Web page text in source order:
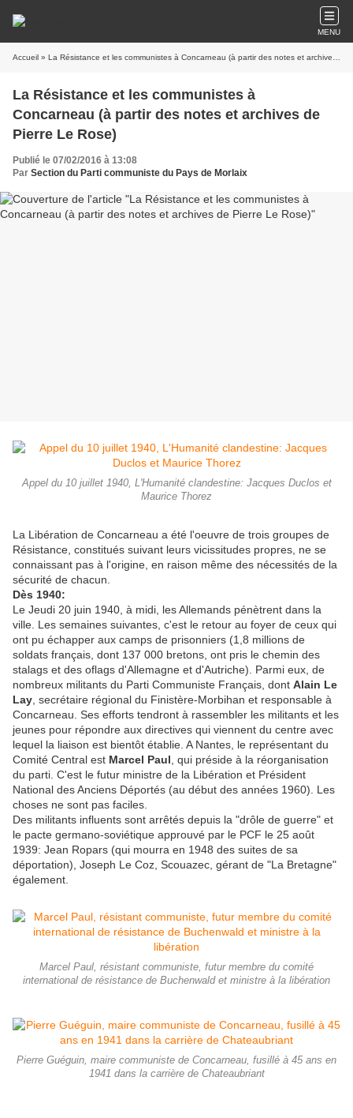
MENU
Accueil » La Résistance et les communistes à Concarneau (à partir des notes et archives de Pierre Le Rose)
La Résistance et les communistes à
Concarneau (à partir des notes et archives de
Pierre Le Rose)
Publié le 07/02/2016 à 13:08
Par Section du Parti communiste du Pays de Morlaix
Appel du 10 juillet 1940, L'Humanité clandestine: Jacques Duclos et
Maurice Thorez
La Libération de Concarneau a été l'oeuvre de trois groupes de
Résistance, constitués suivant leurs vicissitudes propres, ne se
connaissant pas à l'origine, en raison même des nécessités de la
sécurité de chacun.
Dès 1940:
Le Jeudi 20 juin 1940, à midi, les Allemands pénètrent dans la
ville. Les semaines suivantes, c'est le retour au foyer de ceux qui
ont pu échapper aux camps de prisonniers (1,8 millions de
soldats français, dont 137 000 bretons, ont pris le chemin des
stalags et des oflags d'Allemagne et d'Autriche). Parmi eux, de
nombreux militants du Parti Communiste Français, dont Alain Le
Lay , secrétaire régional du Finistère-Morbihan et responsable à
Concarneau. Ses efforts tendront à rassembler les militants et les
jeunes pour répondre aux directives qui viennent du centre avec
lequel la liaison est bientôt établie. A Nantes, le représentant du
Comité Central est Marcel Paul , qui préside à la réorganisation
du parti. C'est le futur ministre de la Libération et Président
National des Anciens Déportés (au début des années 1960). Les
choses ne sont pas faciles.
Des militants influents sont arrêtés depuis la "drôle de guerre" et
le pacte germano-soviétique approuvé par le PCF le 25 août
1939: Jean Ropars (qui mourra en 1948 des suites de sa
déportation), Joseph Le Coz, Scouazec, gérant de "La Bretagne"
également.
Marcel Paul, résistant communiste, futur membre du comité
international de résistance de Buchenwald et ministre à la libération
Pierre Guéguin, maire communiste de Concarneau, fusillé à 45 ans en
1941 dans la carrière de Chateaubriant